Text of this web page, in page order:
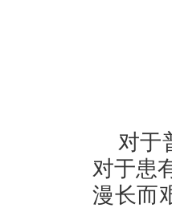
对于
对于患
漫长而